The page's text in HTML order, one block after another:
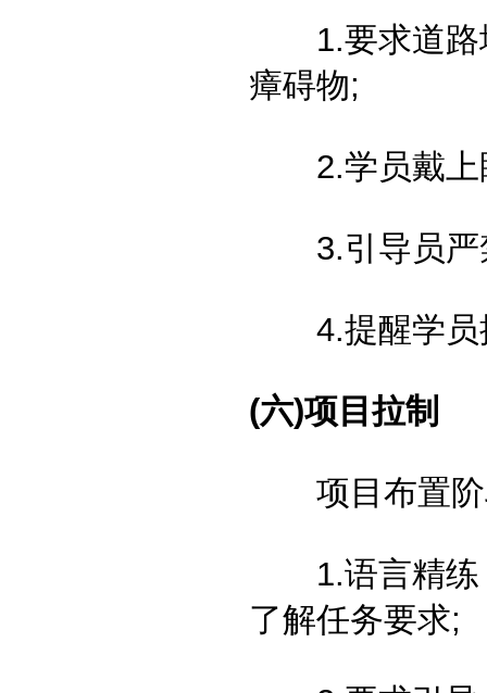
1.要求道路
瘴碍物;
2.学员戴上
3.引导员严
4.提醒学员
(六)项目拉制
项目布置阶
1.语言精练
了解任务要求;